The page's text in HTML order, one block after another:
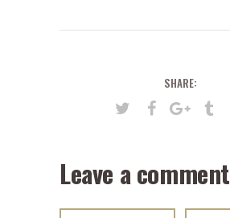
SHARE:
Leave a comment